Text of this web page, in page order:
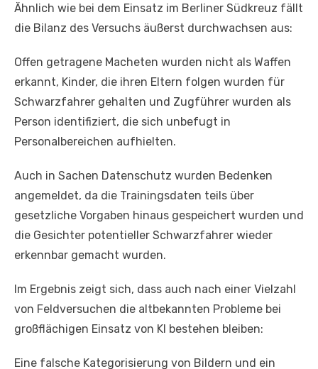
Ähnlich wie bei dem Einsatz im Berliner Südkreuz fällt
die Bilanz des Versuchs äußerst durchwachsen aus:
Offen getragene Macheten wurden nicht als Waffen
erkannt, Kinder, die ihren Eltern folgen wurden für
Schwarzfahrer gehalten und Zugführer wurden als
Person identifiziert, die sich unbefugt in
Personalbereichen aufhielten.
Auch in Sachen Datenschutz wurden Bedenken
angemeldet, da die Trainingsdaten teils über
gesetzliche Vorgaben hinaus gespeichert wurden und
die Gesichter potentieller Schwarzfahrer wieder
erkennbar gemacht wurden.
Im Ergebnis zeigt sich, dass auch nach einer Vielzahl
von Feldversuchen die altbekannten Probleme bei
großflächigen Einsatz von KI bestehen bleiben:
Eine falsche Kategorisierung von Bildern und ein